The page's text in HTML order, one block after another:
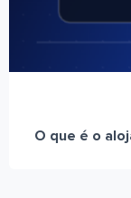
O que é o